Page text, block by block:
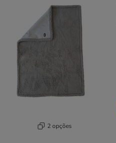
2 opções